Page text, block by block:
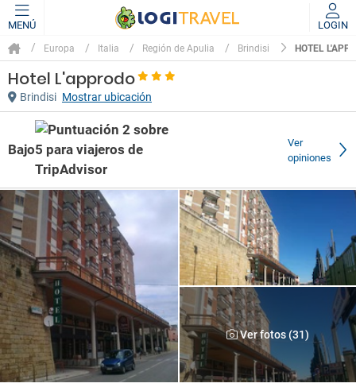
MENÚ LOGIN
Europa Italia Región de Apulia Brindisi HOTEL
Hotel L'approdo
Brindisi Mostrar ubicación
Bajo
Ver
opiniones
Ver fotos (31)